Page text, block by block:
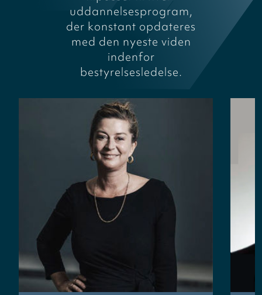
uddannelsesprogram,
der konstant opdateres
med den nyeste viden
indenfor
bestyrelsesledelse.